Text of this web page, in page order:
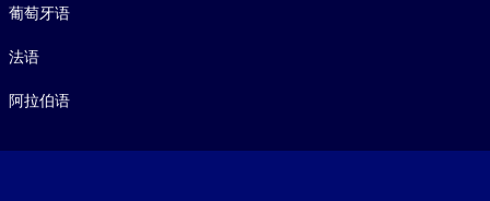
葡萄牙语
法语
阿拉伯语